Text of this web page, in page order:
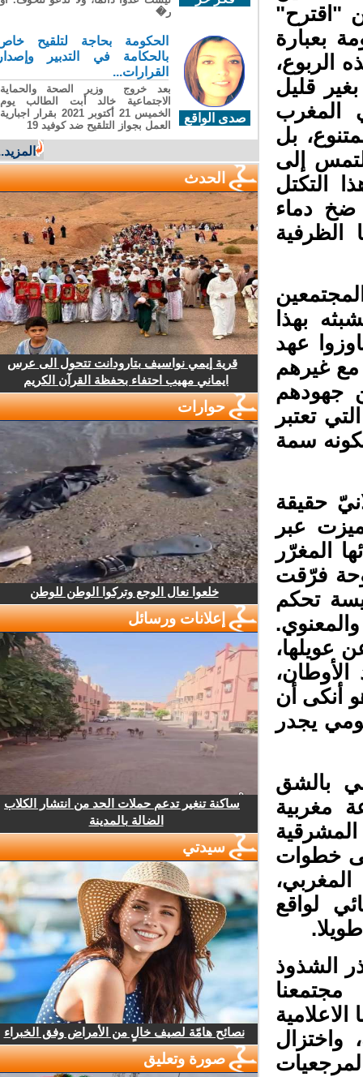
"اقترح"
بعبارة
الربوع،
قليل
المغرب
بل
إلى
التكتل
دماء
بهذا
عهد
غيرهم
جهودهم
تعتبر
سمة
حقيقة
عبر
المغرّر
فرّقت
تحكم
عويلها،
أنكى أن
يجدر
بالشق
مغربية
خطوات
لواقع
الشذوذ
ر�
صدى الواقع
الحكومة بحاجة لتلقيح خاص
بالحكامة في التدبير وإصدار
القرارات...
بعد خروج وزير الصحة والحماية
الاجتماعية خالد أبت الطالب يوم
الخميس 21 أكتوبر 2021 بقرار اجبارية
العمل بجواز التلقيح ضد كوفيد 19
المزيد...
الحدث
قرية إيمي نواسيف بتارودانت تتحول الى عرس
ايماني مهيب احتفاء بحفظة القرآن الكريم
حوارات
خلعوا نعال الوجع وتركوا الوطن للوطن
إعلانات ورسائل
ساكنة تنغير تدعم حملات الحد من انتشار الكلاب
الضالة بالمدينة
سيدتي
نصائح هامّة لصيف خالٍ من الأمراض وفق الخبراء
صورة وتعليق